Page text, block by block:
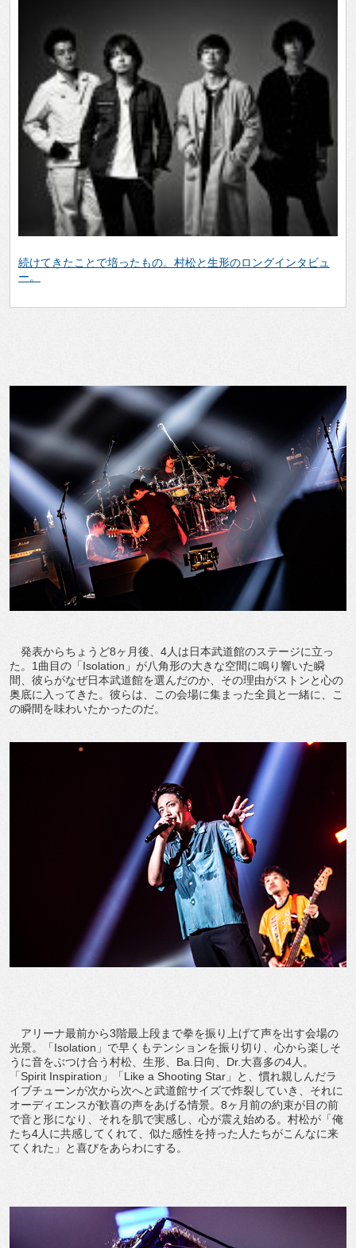
続けてきたことで培ったもの。村松と生形のロングインタビュ
ー。
発表からちょうど8ヶ月後、4人は日本武道館のステージに立っ
た。1曲目の「Isolation」が八角形の大きな空間に鳴り響いた瞬
間、彼らがなぜ日本武道館を選んだのか、その理由がストンと心の
奥底に入ってきた。彼らは、この会場に集まった全員と一緒に、こ
の瞬間を味わいたかったのだ。
アリーナ最前から3階最上段まで拳を振り上げて声を出す会場の
光景。「Isolation」で早くもテンションを振り切り、心から楽しそ
うに音をぶつけ合う村松、生形、Ba.日向、Dr.大喜多の4人。
「Spirit Inspiration」「Like a Shooting Star」と、慣れ親しんだラ
イブチューンが次から次へと武道館サイズで炸裂していき、それに
オーディエンスが歓喜の声をあげる情景。8ヶ月前の約束が目の前
で音と形になり、それを肌で実感し、心が震え始める。村松が「俺
たち4人に共感してくれて、似た感性を持った人たちがこんなに来
てくれた」と喜びをあらわにする。